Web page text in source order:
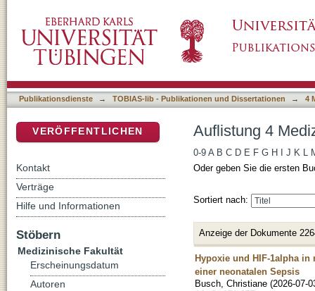
Publikationsdienste → TOBIAS-lib - Publikationen und Dissertationen → 4
Auflistung 4
0-9 A B C D E F G H J K L
Oder geben Sie die ersten
Sortiert nach:
Anzeige der Dokumente
Hypoxie und HIF-1alpha
einer neonatalen Sepsis
Busch, Christiane (2026-07-
VERÖFFENTLICHEN
Kontakt
Verträge
Hilfe und Informationen
Stöbern
Medizinische Fakultät
Erscheinungsdatum
Autoren